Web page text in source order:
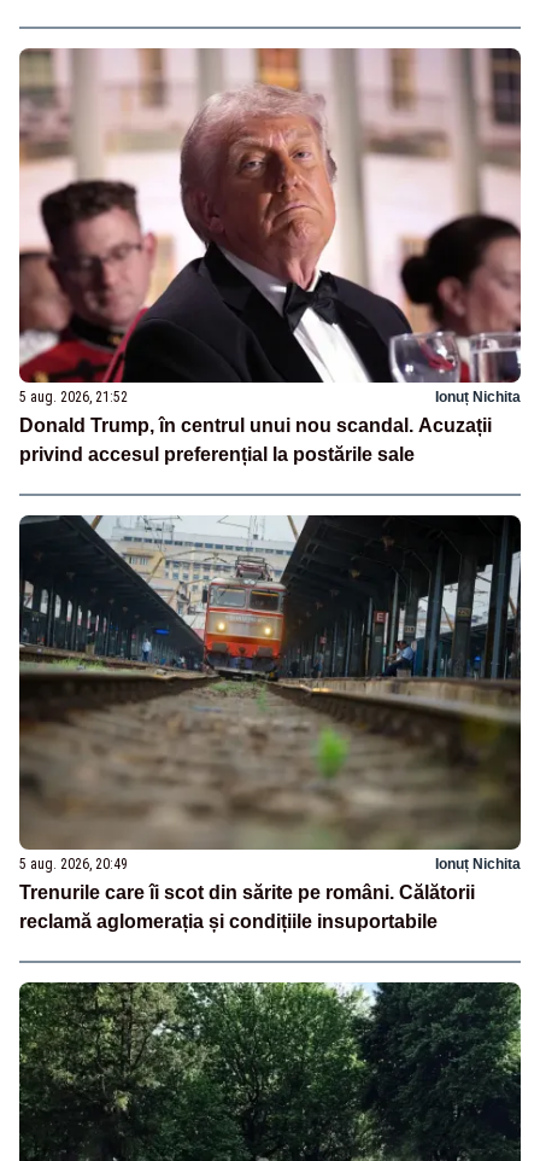
5 aug. 2026, 21:52 Ionuț Nichita
Donald Trump, în centrul unui nou scandal. Acuzații
privind accesul preferențial la postările sale
5 aug. 2026, 20:49 Ionuț Nichita
Trenurile care îi scot din sărite pe români. Călătorii
reclamă aglomerația și condițiile insuportabile